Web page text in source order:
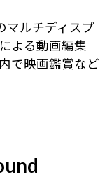
マルチディスプ
よる動画編集
で映画鑑賞など